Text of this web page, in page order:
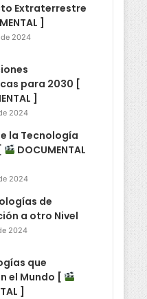
Extraterrestre
]
2024
para 2030 [
]
2024
la Tecnología
DOCUMENTAL
2024
de
a otro Nivel
2024
que
el Mundo [
]